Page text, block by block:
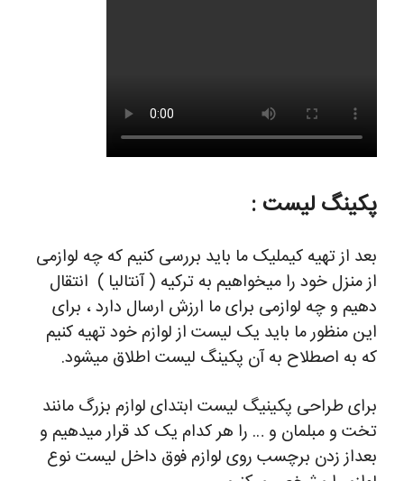
پکینگ لیست :
بعد از تهیه کیملیک ما باید بررسی کنیم که چه لوازمی
از منزل خود را میخواهیم به ترکیه ( آنتالیا ) انتقال
دهیم و چه لوازمی برای ما ارزش ارسال دارد ، برای
این منظور ما باید یک لیست از لوازم خود تهیه کنیم
که به اصطلاح به آن پکینگ لیست اطلاق میشود.
برای طراحی پکینیگ لیست ابتدای لوازم بزرگ مانند
تخت و مبلمان و … را هر کدام یک کد قرار میدهیم و
بعداز زدن برچسب روی لوازم فوق داخل لیست نوع